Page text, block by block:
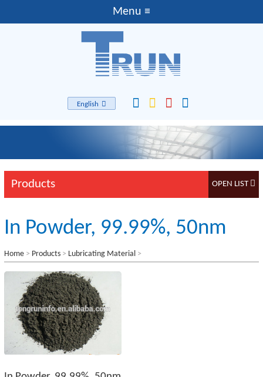
English
Products
In Powder, 99.99%, 50nm
Home> Products> Lubricating Material >